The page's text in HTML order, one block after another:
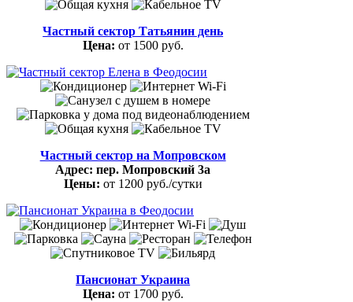
Частный сектор Татьянин день
Цена: от 1500 руб.
Частный сектор на Мопровском
Адрес: пер. Мопровский 3а
Цены: от 1200 руб./сутки
Пансионат Украина
Цена: от 1700 руб.